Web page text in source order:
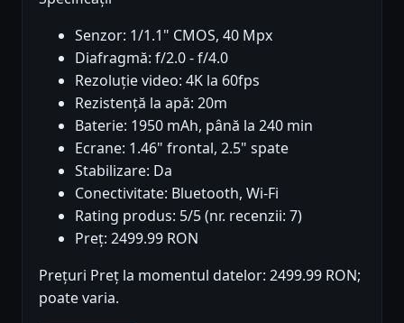
Senzor: 1/1.1" CMOS, 40 Mpx
Diafragmă: f/2.0 - f/4.0
Rezoluție video: 4K la 60fps
Rezistență la apă: 20m
Baterie: 1950 mAh, până la 240 min
Ecrane: 1.46" frontal, 2.5" spate
Stabilizare: Da
Conectivitate: Bluetooth, Wi-Fi
Rating produs: 5/5 (nr. recenzii: 7)
Preț: 2499.99 RON
Prețuri Preț la momentul datelor: 2499.99 RON;
poate varia.